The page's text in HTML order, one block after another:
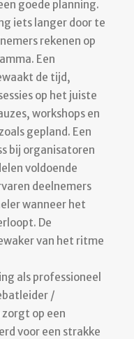
goede planning.
iets langer door te
rekenen op
Een
de tijd,
op het juiste
workshops en
gepland. Een
bij organisatoren
voldoende
deelnemers
wanneer het
De
van het ritme
als professioneel
/
op een
voor een strakke